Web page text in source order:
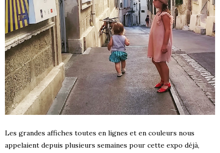
Les grandes affiches toutes en lignes et en couleurs nous
appelaient depuis plusieurs semaines pour cette expo déjà,